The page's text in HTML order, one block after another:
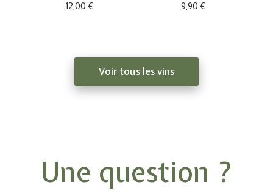
12,00€ 9,90€
Voir tous les vins
Une question ?